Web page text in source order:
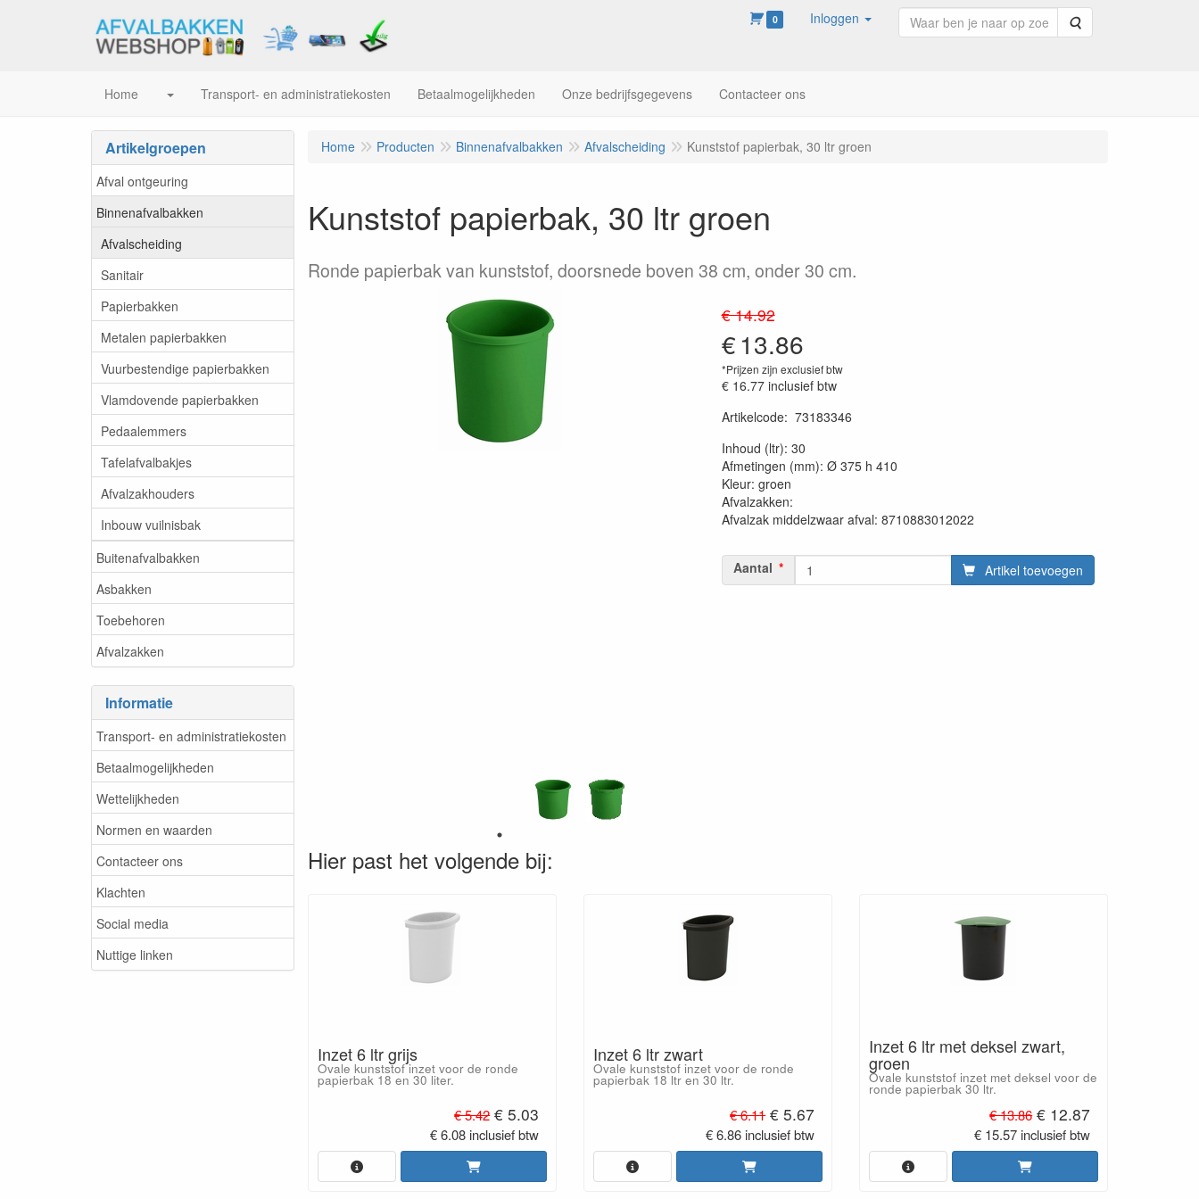
0 Inloggen Zoeken
Home Transport- en administratiekosten Betaalmogelijkheden Onze bedrijfsgegevens Contacteer ons
Artikelgroepen
Afval ontgeuring
Binnenafvalbakken
Afvalscheiding
Sanitair
Papierbakken
Metalen papierbakken
Vuurbestendige papierbakken
Vlamdovende papierbakken
Pedaalemmers
Tafelafvalbakjes
Afvalzakhouders
Inbouw vuilnisbak
Buitenafvalbakken
Asbakken
Toebehoren
Afvalzakken
Informatie
Transport- en administratiekosten
Betaalmogelijkheden
Wettelijkheden
Normen en waarden
Contacteer ons
Klachten
Social media
Nuttige linken
Home Producten Binnenafvalbakken Afvalscheiding Kunststof papierbak, 30 ltr groen
Kunststof papierbak, 30 ltr groen
Ronde papierbak van kunststof, doorsnede boven 38 cm, onder 30 cm.
€ 14.92
€13.86
*Prijzen zijn exclusief btw
€ 16.77 inclusief btw
Artikelcode: 73183346
Inhoud (ltr): 30
Afmetingen (mm): Ø 375 h 410
Kleur: groen
Afvalzakken:
Afvalzak middelzwaar afval: 8710883012022
Aantal Artikel toevoegen
Hier past het volgende bij:
Inzet 6 ltr grijs
Ovale kunststof inzet voor de ronde
papierbak 18 en 30 liter.
€ 5.42€ 5.03
€ 6.08 inclusief btw
Inzet 6 ltr zwart
Ovale kunststof inzet voor de ronde
papierbak 18 ltr en 30 ltr.
€ 6.11€ 5.67
€ 6.86 inclusief btw
Inzet 6 ltr met deksel zwart,
groen
Ovale kunststof inzet met deksel voor de
ronde papierbak 30 ltr.
€ 13.86€ 12.87
€ 15.57 inclusief btw